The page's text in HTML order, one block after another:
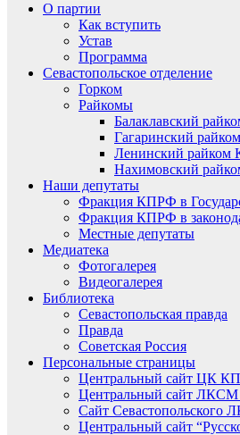
О партии
Как вступить
Устав
Программа
Севастопольское отделение
Горком
Райкомы
Балаклавский
Гагаринский
Ленинский
Нахимовский
Наши депутаты
Фракция КПРФ в
Фракция КПРФ в
Местные депутаты
Медиатека
Фотогалерея
Видеогалерея
Библиотека
Севастопольская правда
Правда
Советская Россия
Персональные страницы
Центральный сайт ЦК
Центральный сайт
Сайт
Центральный сайт